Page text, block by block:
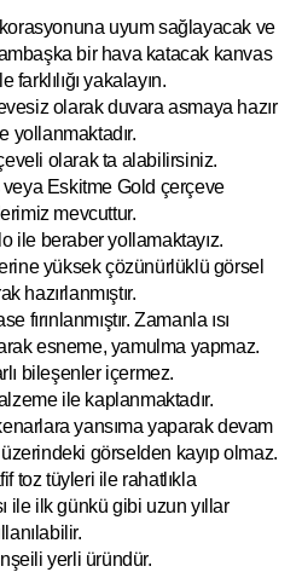
uyum sağlayacak ve
bir hava katacak kanvas
farklılığı yakalayın.
olarak duvara asmaya hazır
yollanmaktadır.
olarak ta alabilirsiniz.
Eskitme Gold çerçeve
mevcuttur.
ile beraber yollamaktayız.
yüksek çözünürlüklü görsel
hazırlanmıştır.
fırınlanmıştır. Zamanla ısı
esneme, yamulma yapmaz.
bileşenler içermez.
ile kaplanmaktadır.
yansıma yaparak devam
görselden kayıp olmaz.
toz tüyleri ile rahatlıkla
ile ilkgünkü gibi uzun yıllar
yerli üründür.